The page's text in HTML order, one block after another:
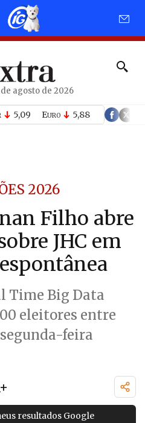
agosto de 2026
5,09 Euro 5,88
2026
Filho abre
JHC em
Time Big Data
eleitores entre
feira
resultados Google